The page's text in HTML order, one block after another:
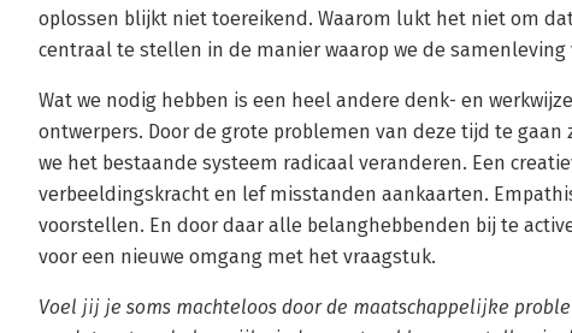
oplossen blijkt niet toereikend. Waarom lukt het niet om
centraal te stellen in de manier waarop we de samenleving
Wat we nodig hebben is een heel andere denk- en
ontwerpers. Door de grote problemen van deze tijd te
we het bestaande systeem radicaal veranderen. Een
verbeeldingskracht en lef misstanden aankaarten.
voorstellen. En door daar alle belanghebbenden bij te
voor een nieuwe omgang met het vraagstuk.
Voel jij je soms machteloos door de maatschappelijke